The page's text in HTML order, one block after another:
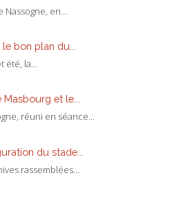
en...
bon plan du...
été, la...
et le...
réuni en séance...
du stade...
rassemblées...